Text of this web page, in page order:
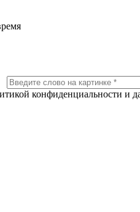
конфиденциальности и